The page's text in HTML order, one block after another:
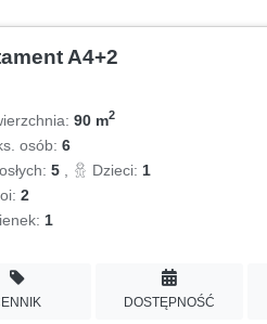
A4+2
90 m2
osób:6
5 Dzieci: 1
2
1
DOSTĘPNOŚĆ